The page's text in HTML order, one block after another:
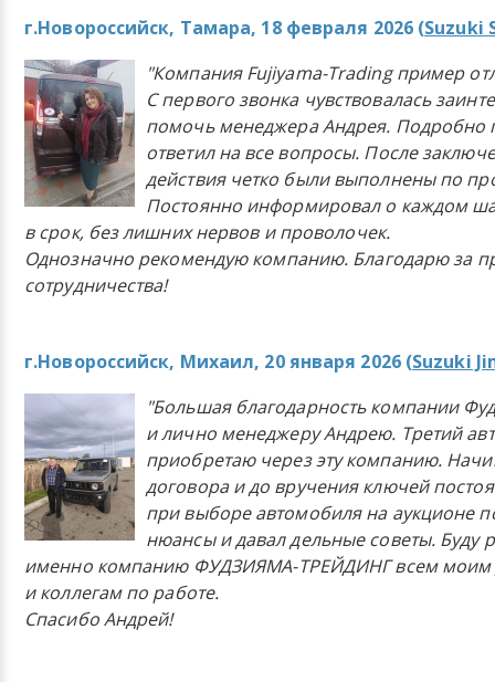
г.Новороссийск, Тамара, 18 февраля 2026 (Suzuki
"Компания Fujiyama-Trading пример
С первого звонка чувствовалась
помочь менеджера Андрея. Подробно
ответил на все вопросы. После
действия четко были выполнены по
Постоянно информировал о каждом
в срок, без лишних нервов и проволочек.
Однозначно рекомендую компанию. Благодарю за
сотрудничества!
г.Новороссийск, Михаил, 20 января 2026 (Suzuki
"Большая благодарность компании
и лично менеджеру Андрею. Третий
приобретаю через эту компанию.
договора и до вручения ключей
при выборе автомобиля на аукционе
нюансы и давал дельные советы. Буду
именно компанию ФУДЗИЯМА-ТРЕЙДИНГ всем моим
и коллегам по работе.
Спасибо Андрей!